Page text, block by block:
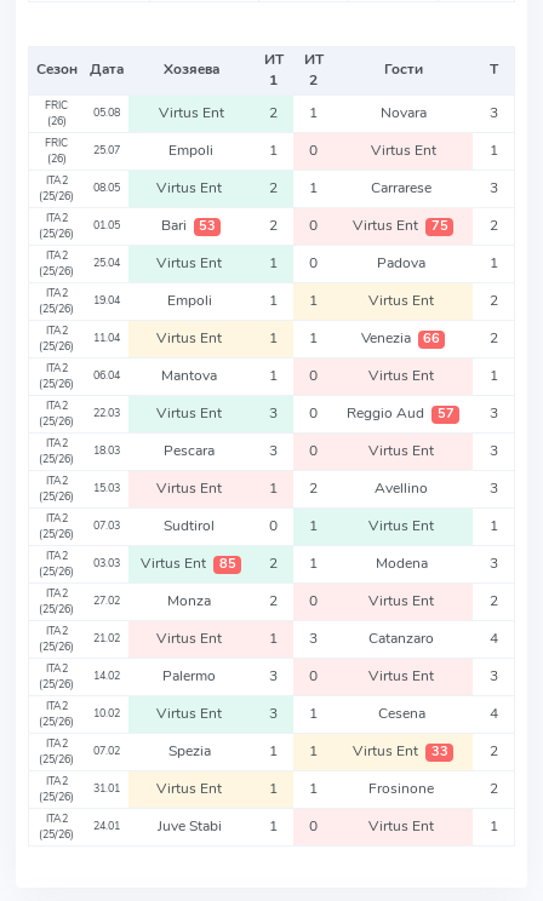
Сезон Дата Хозяева
ИТ
1
ИТ
2
Гости Т
FRIC
(26)
05.08 Virtus Ent 2 1 Novara 3
FRIC
(26)
25.07 Empoli 1 0 Virtus Ent 1
ITA2
(25/26)
08.05 Virtus Ent 2 1 Carrarese 3
ITA2
(25/26)
01.05 Bari 53 2 0 Virtus Ent 75 2
ITA2
(25/26)
25.04 Virtus Ent 1 0 Padova 1
ITA2
(25/26)
19.04 Empoli 1 1 Virtus Ent 2
ITA2
(25/26)
11.04 Virtus Ent 1 1 Venezia 66 2
ITA2
(25/26)
06.04 Mantova 1 0 Virtus Ent 1
ITA2
(25/26)
22.03 Virtus Ent 3 0 Reggio Aud 57 3
ITA2
(25/26)
18.03 Pescara 3 0 Virtus Ent 3
ITA2
(25/26)
15.03 Virtus Ent 1 2 Avellino 3
ITA2
(25/26)
07.03 Sudtirol 0 1 Virtus Ent 1
ITA2
(25/26)
03.03 Virtus Ent 85 2 1 Modena 3
ITA2
(25/26)
27.02 Monza 2 0 Virtus Ent 2
ITA2
(25/26)
21.02 Virtus Ent 1 3 Catanzaro 4
ITA2
(25/26)
14.02 Palermo 3 0 Virtus Ent 3
ITA2
(25/26)
10.02 Virtus Ent 3 1 Cesena 4
ITA2
(25/26)
07.02 Spezia 1 1 Virtus Ent 33 2
ITA2
(25/26)
31.01 Virtus Ent 1 1 Frosinone 2
ITA2
(25/26)
24.01 Juve Stabi 1 0 Virtus Ent 1